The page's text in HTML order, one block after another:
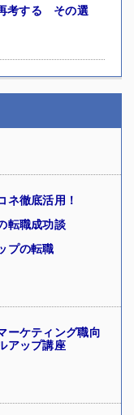
考する その選
ネ徹底活用！
転職成功談
プの転職
ーケティング職向
アップ講座